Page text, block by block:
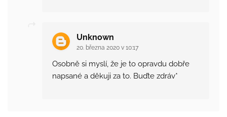
Unknown
20. března 2020 v 10:17
Osobně si myslí, že je to opravdu dobře
napsané a děkuji za to. Buďte zdráv*